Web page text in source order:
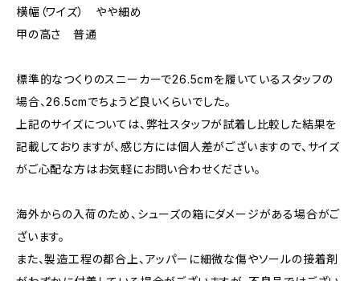
横幅（ワイズ） やや細め
甲の高さ 普通
標準的なつくりのスニーカーで26.5cmを履いているスタッフの
場合、26.5cmでちょうど良いくらいでした。
上記のサイズについては、弊社スタッフが試着し比較した結果を
記載しておりますが、感じ方には個人差がございますので、サイズ
がご心配な方はお気軽にお問い合わせください。
海外からの入荷のため、シューズの箱にダメージがある場合がご
ざいます。
また、製造工程の都合上、アッパーに細微な傷やソールの接着剤